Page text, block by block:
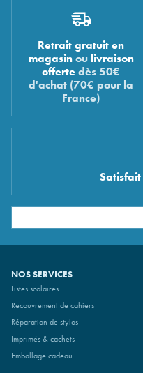
Retrait gratuit en
magasinou livraison
offerte dès 50€
d'achat (70€ pour la
France)
Satisfait
NOS SERVICES
Listes scolaires
Recouvrement de cahiers
Réparation de stylos
Imprimés & cachets
Emballage cadeau